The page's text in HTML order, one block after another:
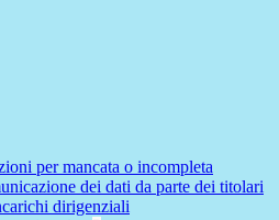
per mancata o incompleta
dei dati da parte dei titolari
dirigenziali